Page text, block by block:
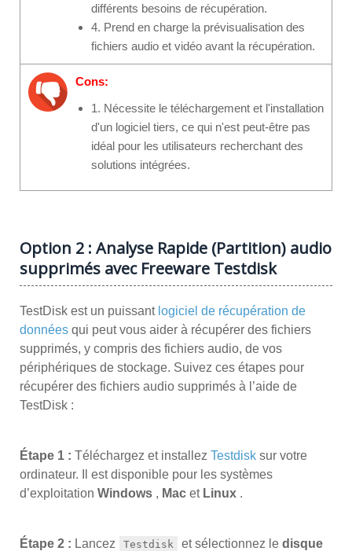
différents besoins de récupération.
4. Prend en charge la prévisualisation des
fichiers audio et vidéo avant la récupération.
Cons:
1. Nécessite le téléchargement et l'installation
d'un logiciel tiers, ce qui n'est peut-être pas
idéal pour les utilisateurs recherchant des
solutions intégrées.
Option 2 : Analyse Rapide (Partition) audio
supprimés avec Freeware Testdisk
TestDisk est un puissant logiciel de récupération de
données qui peut vous aider à récupérer des fichiers
supprimés, y compris des fichiers audio, de vos
périphériques de stockage. Suivez ces étapes pour
récupérer des fichiers audio supprimés à l’aide de
TestDisk :
Étape 1 : Téléchargez et installez Testdisk sur votre
ordinateur. Il est disponible pour les systèmes
d’exploitation Windows , Mac et Linux .
Étape 2 : Lancez Testdisk et sélectionnez le disque